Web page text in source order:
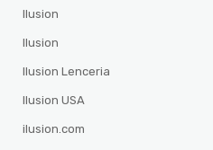
Ilusion
Ilusion
Ilusion Lenceria
Ilusion USA
ilusion.com